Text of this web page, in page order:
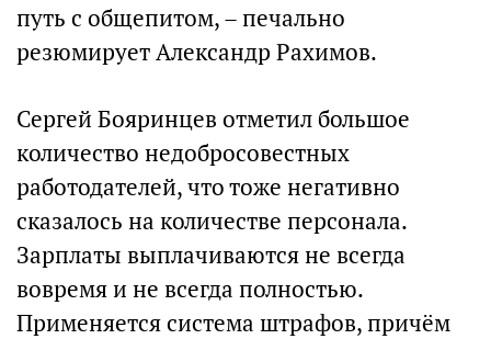
путь с общепитом, – печально
резюмирует Александр Рахимов.
Сергей Бояринцев отметил большое
количество недобросовестных
работодателей, что тоже негативно
сказалось на количестве персонала.
Зарплаты выплачиваются не всегда
вовремя и не всегда полностью.
Применяется система штрафов, причём